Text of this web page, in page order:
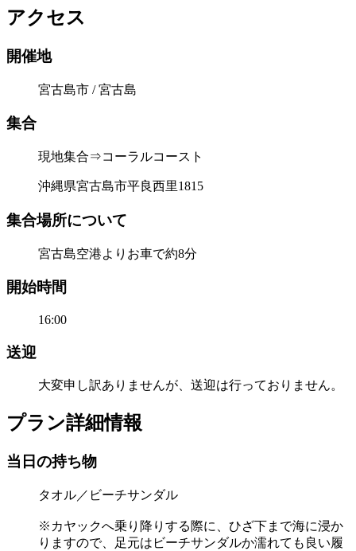
アクセス
開催地
宮古島市 / 宮古島
集合
現地集合⇒コーラルコースト
沖縄県宮古島市平良西里1815
集合場所について
宮古島空港よりお車で約8分
開始時間
16:00
送迎
大変申し訳ありませんが、送迎は行っておりません。
プラン詳細情報
当日の持ち物
タオル／ビーチサンダル
※カヤックへ乗り降りする際に、ひざ下まで海に浸か
りますので、足元はビーチサンダルか濡れても良い履